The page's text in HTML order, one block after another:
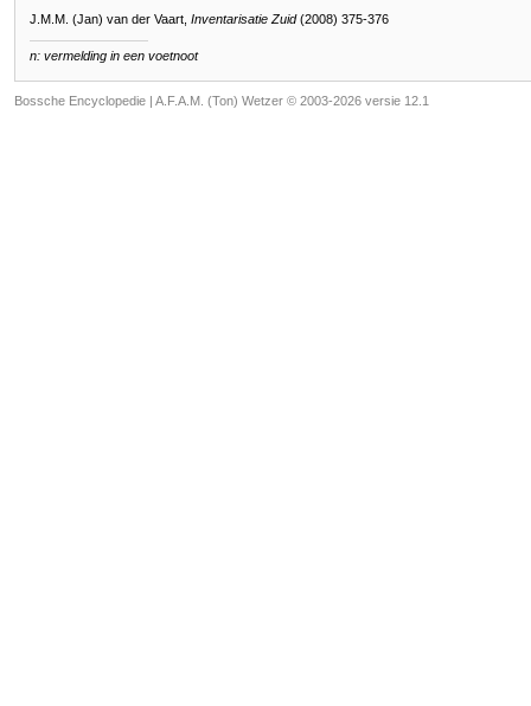
J.M.M. (Jan) van der Vaart, Inventarisatie Zuid(2008) 375-376
n: vermelding in een voetnoot
Bossche Encyclopedie | A.F.A.M. (Ton) Wetzer © 2003-2026 versie 12.1